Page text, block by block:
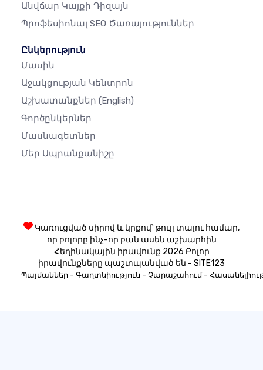
Անվճար Կայքի Դիզայն
Պրոֆեսիոնալ SEO Ծառայություններ
Ընկերություն
Մասին
Աջակցության Կենտրոն
Աշխատանքներ (English)
Գործընկերներ
Մասնագետներ
Մեր Ապրանքանիշը
Կառուցված սիրով և կրքով՝ թույլ տալու համար,
որ բոլորը ինչ-որ բան ասեն աշխարհին
Հեղինակային իրավունք 2026 Բոլոր
իրավունքները պաշտպանված են - SITE123
Պայմաններ - Գաղտնիություն - Չարաշահում-